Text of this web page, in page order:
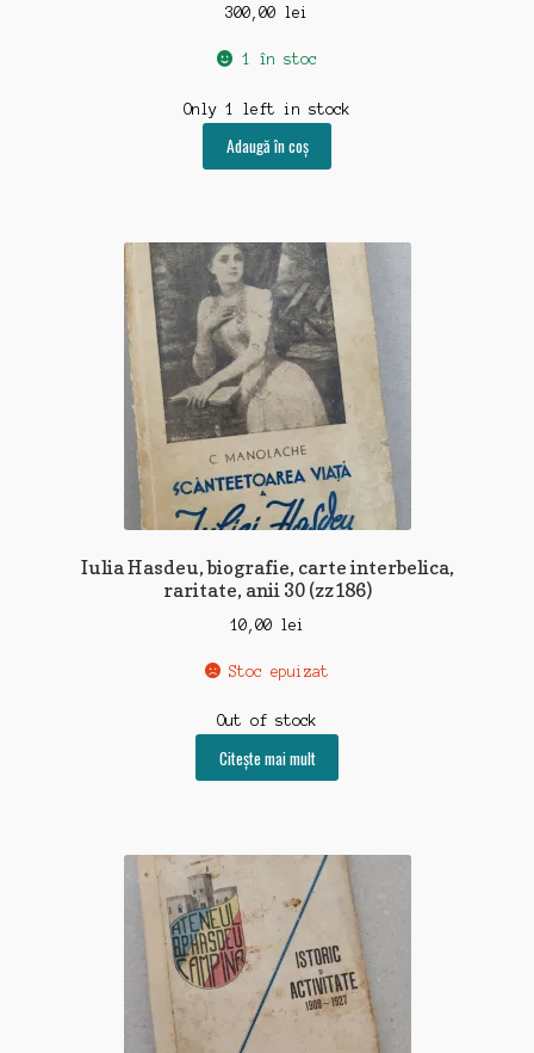
300,00 lei
1 în stoc
Only 1 left in stock
Adaugă în coș
Iulia Hasdeu, biografie, carte interbelica,
raritate, anii 30 (zz186)
10,00 lei
Stoc epuizat
Out of stock
Citește mai mult